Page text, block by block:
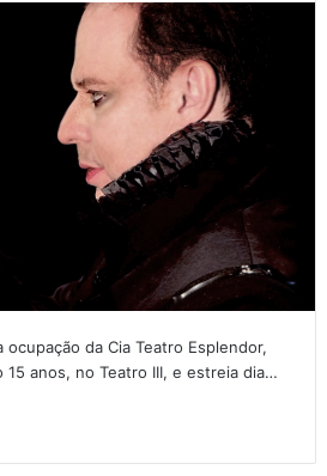
da Cia Teatro Esplendor,
15 anos, no Teatro III, e estreia dia…